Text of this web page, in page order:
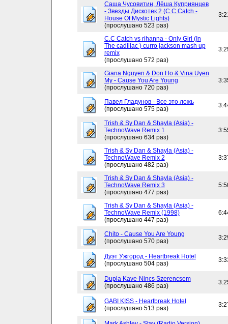
Саша Чусовитин, Лёша Куприянцев
- Звезды Дискотек 2 (C.C.Catch -
House Of Mystic Lights)
(прослушано 523 раз)
C.C Catch vs rihanna - Only Girl (In
The cadillac ) curro jackson mash up
remix
(прослушано 572 раз)
Giana Nguyen & Don Ho & Vina Uyen
My - Cause You Are Young
(прослушано 720 раз)
Павел Гладунов - Все это ложь
(прослушано 575 раз)
Trish & Sy Dan & Shayla (Asia) -
TechnoWave Remix 1
(прослушано 634 раз)
Trish & Sy Dan & Shayla (Asia) -
TechnoWave Remix 2
(прослушано 482 раз)
Trish & Sy Dan & Shayla (Asia) -
TechnoWave Remix 3
(прослушано 477 раз)
Trish & Sy Dan & Shayla (Asia) -
TechnoWave Remix (1998)
(прослушано 447 раз)
Chito - Cause You Are Young
(прослушано 570 раз)
Дуэт Ужгород - Heartbreak Hotel
(прослушано 504 раз)
Dupla Kave-Nincs Szerencsem
(прослушано 486 раз)
GABI KISS - Heartbreak Hotel
(прослушано 513 раз)